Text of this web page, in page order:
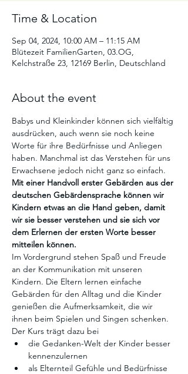
Time & Location
Sep 04, 2024, 10:00 AM – 11:15 AM
Blütezeit FamilienGarten, 03.OG,
Kelchstraße 23, 12169 Berlin, Deutschland
About the event
Babys und Kleinkinder können sich vielfältig
ausdrücken, auch wenn sie noch keine
Worte für ihre Bedürfnisse und Anliegen
haben. Manchmal ist das Verstehen für uns
Erwachsene jedoch nicht ganz so einfach.
Mit einer Handvoll erster Gebärden aus der
deutschen Gebärdensprache können wir
Kindern etwas an die Hand geben, damit
wir sie besser verstehen und sie sich vor
dem Erlernen der ersten Worte besser
mitteilen können.
Im Vordergrund stehen Spaß und Freude
an der Kommunikation mit unseren
Kindern. Die Eltern lernen einfache
Gebärden für den Alltag und die Kinder
genießen die Aufmerksamkeit, die wir
ihnen beim Spielen und Singen schenken.
Der Kurs trägt dazu bei
die Gedanken-Welt der Kinder besser
kennenzulernen
als Elternteil Gefühle und Bedürfnisse